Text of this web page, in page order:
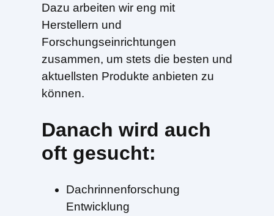
Dazu arbeiten wir eng mit
Herstellern und
Forschungseinrichtungen
zusammen, um stets die besten und
aktuellsten Produkte anbieten zu
können.
Danach wird auch
oft gesucht:
Dachrinnenforschung
Entwicklung